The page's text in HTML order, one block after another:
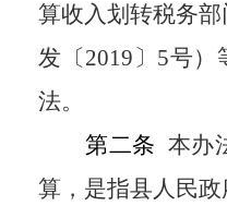
算收入划转税务
发〔2019 〕 5号）
法。
第二条 本办
算，是指县人民